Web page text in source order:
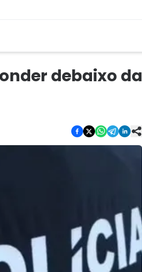
debaixo da